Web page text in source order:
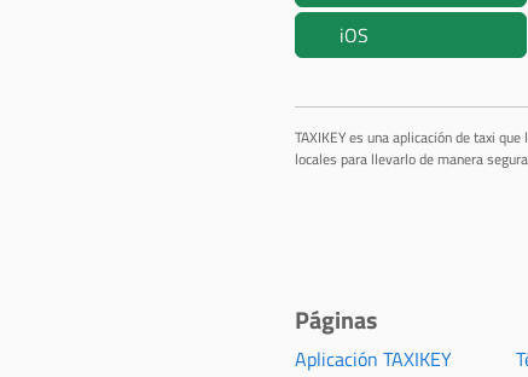
iOS
TAXIKEY es una aplicación de taxi
locales para llevarlo de manera
Páginas
Aplicación TAXIKEY